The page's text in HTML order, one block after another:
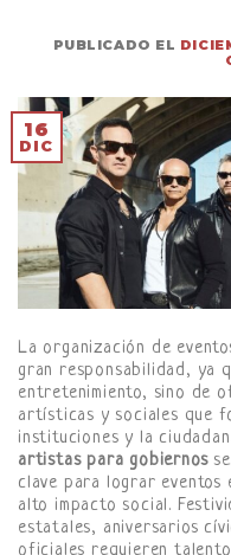
PUBLICADO EL
16
DIC
La organización de
gran responsabilidad, ya
entretenimiento, sino de
artísticas y sociales que
instituciones y la
artistas para gobiernosse
clave para lograr eventos
alto impacto social.
estatales, aniversarios
oficiales requieren